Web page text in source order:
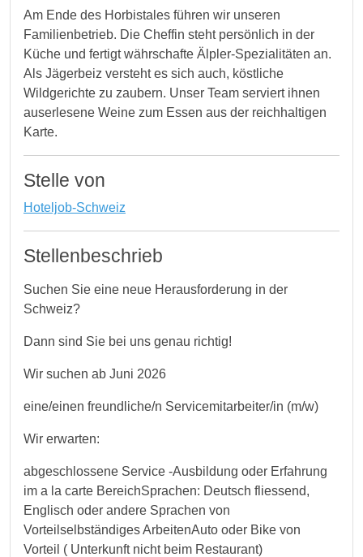
Am Ende des Horbistales führen wir unseren
Familienbetrieb. Die Cheffin steht persönlich in der
Küche und fertigt währschafte Älpler-Spezialitäten an.
Als Jägerbeiz versteht es sich auch, köstliche
Wildgerichte zu zaubern. Unser Team serviert ihnen
auserlesene Weine zum Essen aus der reichhaltigen
Karte.
Stelle von
Hoteljob-Schweiz
Stellenbeschrieb
Suchen Sie eine neue Herausforderung in der
Schweiz?
Dann sind Sie bei uns genau richtig!
Wir suchen ab Juni 2026
eine/einen freundliche/n Servicemitarbeiter/in (m/w)
Wir erwarten:
abgeschlossene Service -Ausbildung oder Erfahrung
im a la carte BereichSprachen: Deutsch fliessend,
Englisch oder andere Sprachen von
Vorteilselbständiges ArbeitenAuto oder Bike von
Vorteil ( Unterkunft nicht beim Restaurant)